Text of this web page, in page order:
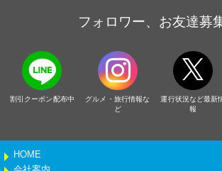
フォロワー、お友達募
割引クーポン配布中
グルメ・旅行情報な
ど
運行状況など最新
報
HOME